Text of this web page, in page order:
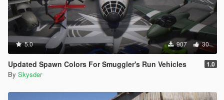
5.0 907 30
Updated Spawn Colors For Smuggler's Run Vehicles 1.0
By Skysder